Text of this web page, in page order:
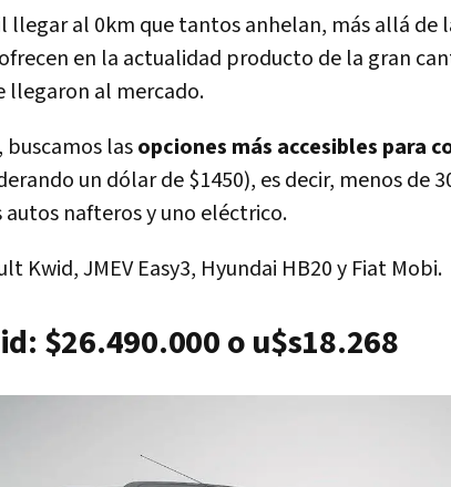
llegar al 0km que tantos anhelan, más allá de
en la actualidad producto de la gran
llegaron al mercado.
buscamos lasopciones más accesibles para
un dólar de $1450), es decir, menos de
nafteros y uno eléctrico.
Kwid, JMEV Easy3, Hyundai HB20 y Fiat Mobi.
$26.490.000 o u$s18.268